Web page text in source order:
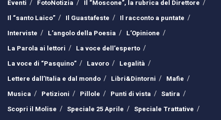
Eventi
FotoNotizia
Il “Moscone”, la rubrica del Direttore
Il “santo Laico”
Il Guastafeste
Il racconto a puntate
Interviste
L’angolo della Poesia
L’Opinione
La Parola ai lettori
La voce dell’esperto
La voce di “Pasquino”
Lavoro
Legalità
Lettere dall’Italia e dal mondo
Libri&Dintorni
Mafie
Musica
Petizioni Pillole Punti di vista
Satira
Scopri il Molise
Speciale 25 Aprile
Speciale Trattative